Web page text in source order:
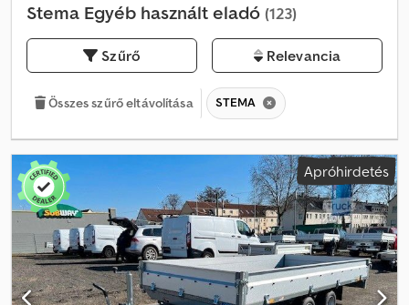
Stema Egyéb használt eladó (123)
Szűrő Relevancia
Összes szűrő eltávolítása STEMA
Apróhirdetés